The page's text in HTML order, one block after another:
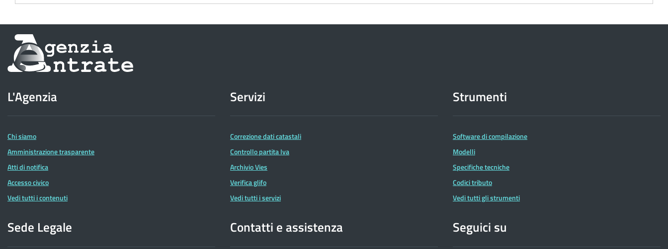
Informazioni
sul
dell'Agenzia
delle
Entrate
L'Agenzia
Chi siamo
Amministrazione trasparente
Atti di notifica
Accesso civico
Vedi tutti i contenuti
Servizi
Correzione dati catastali
Controllo partita Iva
Archivio Vies
Verifica glifo
Vedi tutti i servizi
Strumenti
Software di compilazione
Modelli
Specifiche tecniche
Codici tributo
Vedi tutti gli strumenti
Sede Legale Contatti e assistenza Seguici su